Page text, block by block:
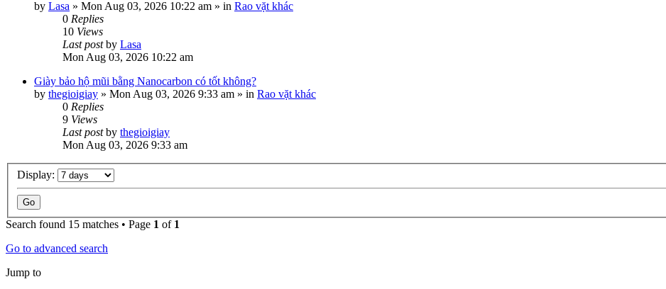
by Lasa » Mon Aug 03, 2026 10:22 am » in Rao vặt khác
0 Replies
10 Views
Last postby Lasa
Mon Aug 03, 2026 10:22 am
Giày bảo hộ mũi bằng Nanocarbon có tốt không?
by thegioigiay » Mon Aug 03, 2026 9:33 am » in Rao vặt khác
0 Replies
9 Views
Last postby thegioigiay
Mon Aug 03, 2026 9:33 am
Display:
Search found 15 matches • Page 1 of 1
Go to advanced search
Jump to